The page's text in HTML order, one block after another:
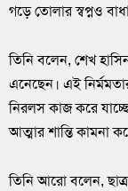
গড়ে তোলার স্বপ্নও
তিনি বলেন, শেখ
এনেছেন। এই
নিরলস কাজ করে
আত্মার শান্তি কামনা
তিনি আরো বলেন,